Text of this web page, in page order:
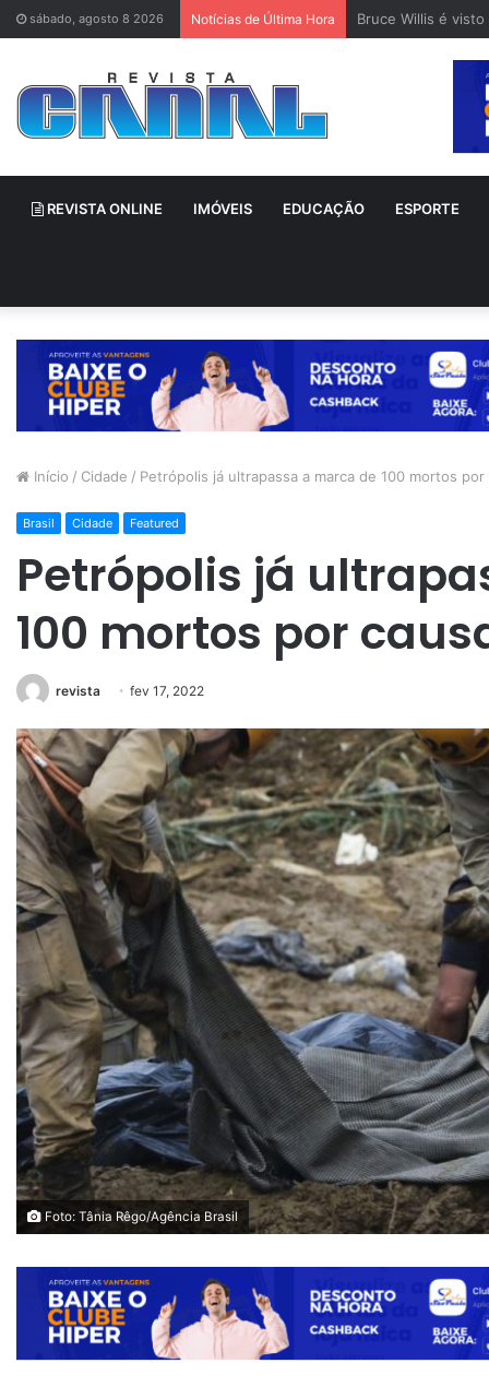
sábado, agosto 8 2026 Notícias de Última Hora Bruce Willis é
REVISTA ONLINE IMÓVEIS EDUCAÇÃO ESPORTE
Início / Cidade / Petrópolis já ultrapassa a marca de 100 mortos
Brasil Cidade Featured
Petrópolis já
100 mortos por
revista fev 17, 2022
Foto: Tânia Rêgo/Agência Brasil